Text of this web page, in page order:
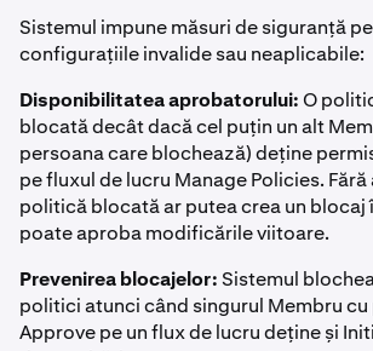
Sistemul impune măsuri de siguranță
configurațiile invalide sau neaplicabile:
Disponibilitatea aprobatorului:O
blocată decât dacă cel puțin un alt
persoana care blochează) deține
pe fluxul de lucru Manage Policies. Fără
politică blocată ar putea crea un blocaj
poate aproba modificările viitoare.
Prevenirea blocajelor:Sistemul
politici atunci când singurul Membru
Approve pe un flux de lucru deține și